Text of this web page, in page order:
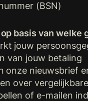
(BSN)
basis van
jouw
van jouw betaling
onze nieuwsbrief
over
of e-mailen